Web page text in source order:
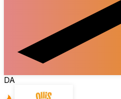
DA